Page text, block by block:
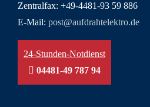
Zentralfax: +49-4481-93 59 886
E-Mail: post@aufdrahtelektro.de
24-Stunden-Notdienst
04481-49 787 94